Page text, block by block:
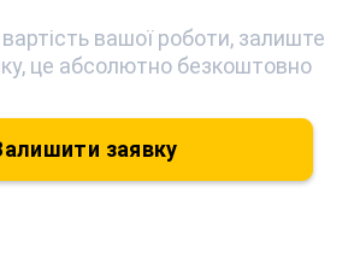
вашої роботи, залиште
це абсолютно безкоштовно
заявку